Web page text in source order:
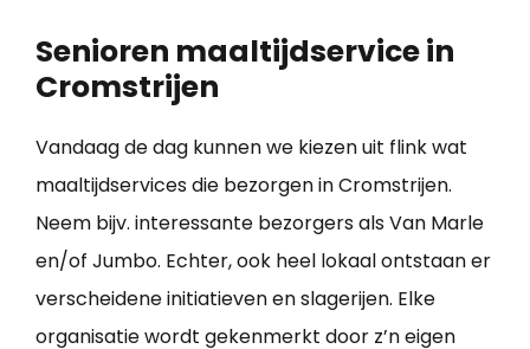
Senioren maaltijdservice in
Cromstrijen
Vandaag de dag kunnen we kiezen uit flink wat
maaltijdservices die bezorgen in Cromstrijen.
Neem bijv. interessante bezorgers als Van Marle
en/of Jumbo. Echter, ook heel lokaal ontstaan er
verscheidene initiatieven en slagerijen. Elke
organisatie wordt gekenmerkt door z’n eigen